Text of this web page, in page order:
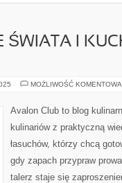
ŚWIATA I
MOŻLIWOŚĆ
Avalon Club to blog
kulinariów z praktyczną
łasuchów, którzy chcą
gdy zapach przypraw
talerz staje się